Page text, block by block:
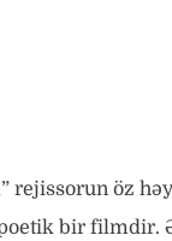
öz
poetik bir filmdir.